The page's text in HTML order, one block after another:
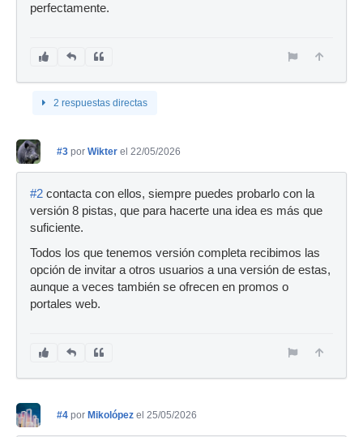
perfectamente.
2 respuestas directas
#3 por Wikter el 22/05/2026
#2 contacta con ellos, siempre puedes probarlo con la
versión 8 pistas, que para hacerte una idea es más que
suficiente.
Todos los que tenemos versión completa recibimos las
opción de invitar a otros usuarios a una versión de estas,
aunque a veces también se ofrecen en promos o
portales web.
#4 por Mikolópez el 25/05/2026